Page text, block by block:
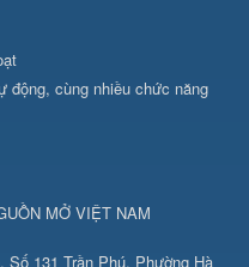
động, cùng nhiều chức năng
MỞ VIỆT NAM
131 Trần Phú, Phường Hà